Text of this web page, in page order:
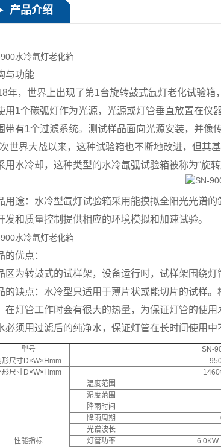
产品介绍
水冷氙灯老化箱
与功能
年，世界上出现了第1台旋转鼓式氙灯老化试验箱，
用1个碳弧灯作为光源，光源或灯管垂直放置在仪
带有1个过滤系统。测试样品面向光源安装，并像
世界大战以来，这种试验箱也不断地改进，但其
用水冷却，这种类型的水冷氙弧试验箱被称为“旋转
用途：水冷型氙灯试验箱采用能摸拟全阳光光谱
发和质量控制提供相应的环境模拟和加速试验。
水冷氙灯老化箱
的优点：
区为转鼓式的试样架，设备运行时，试样架围绕灯
的缺点：水冷型只适用于薄片状或能切片的试样
在灯管工作时会有很大的热量，为保证灯管的使
必须用过滤后的纯净水，保证灯管在长时间使用中
型号
SN-
形尺寸D×W×Hmm
形尺寸D×W×Hmm
性能指标
温度范围
湿度范围
降雨时间
降雨周期
光谱波长
灯管功率
6.0KW